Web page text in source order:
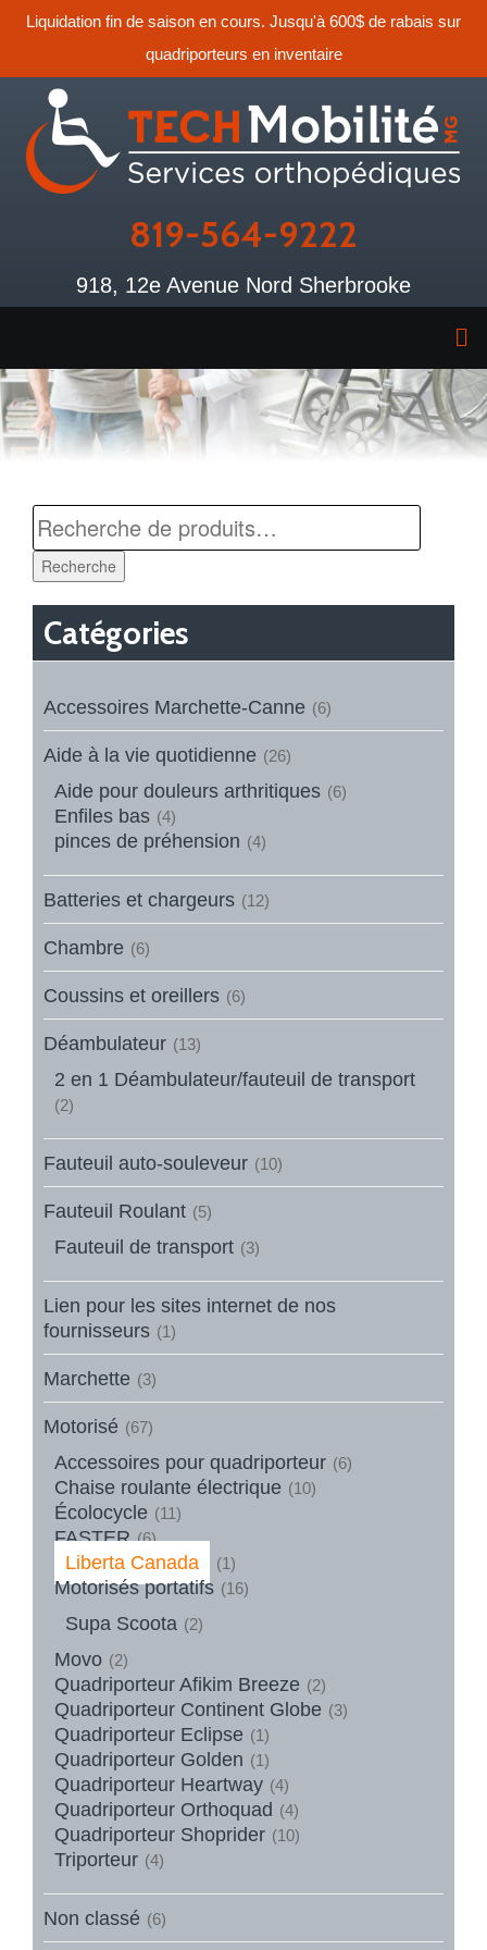
Liquidation fin de saison en cours. Jusqu'à 600$ de rabais sur
quadriporteurs en inventaire
819-564-9222
918, 12e Avenue Nord Sherbrooke
Recherche
Catégories
Accessoires Marchette-Canne (6)
Aide à la vie quotidienne (26)
Aide pour douleurs arthritiques (6)
Enfiles bas (4)
pinces de préhension (4)
Batteries et chargeurs (12)
Chambre (6)
Coussins et oreillers (6)
Déambulateur (13)
2 en 1 Déambulateur/fauteuil de transport
(2)
Fauteuil auto-souleveur (10)
Fauteuil Roulant (5)
Fauteuil de transport (3)
Lien pour les sites internet de nos
fournisseurs (1)
Marchette (3)
Motorisé (67)
Accessoires pour quadriporteur (6)
Chaise roulante électrique (10)
Écolocycle (11)
FASTER (6)
Liberta Canada (1)
Motorisés portatifs (16)
Supa Scoota (2)
Movo (2)
Quadriporteur Afikim Breeze (2)
Quadriporteur Continent Globe (3)
Quadriporteur Eclipse (1)
Quadriporteur Golden (1)
Quadriporteur Heartway (4)
Quadriporteur Orthoquad (4)
Quadriporteur Shoprider (10)
Triporteur (4)
Non classé (6)